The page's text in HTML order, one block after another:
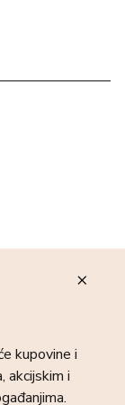
Prijava
kupovine i
akcijskim i